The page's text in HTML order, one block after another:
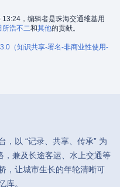
，编辑者是珠海交通维基用
所浩不二和其他的贡献。
（知识共享-署名-非商业性使用-
，以 “记录、共享、传承” 为
兼及长途客运、水上交通等
，让城市生长的年轮清晰可
库。